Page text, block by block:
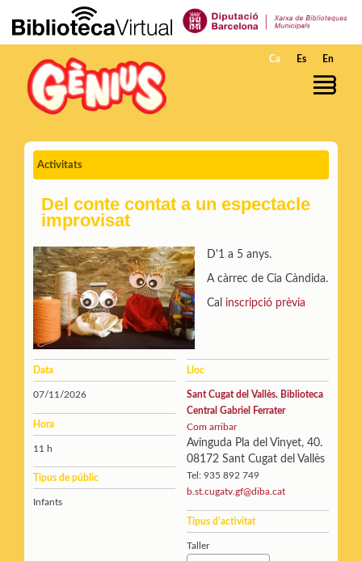
Salta al contingut principal
Ca Es En
Activitats
Del conte contat a un espectacle
improvisat
D'1 a 5 anys.
A càrrec de Cia Càndida.
Cal inscripció prèvia
Data
07/11/2026
Hora
11 h
Tipus de públic
Infants
Lloc
Sant Cugat del Vallès. Biblioteca
Central Gabriel Ferrater
Com arribar
Avinguda Pla del Vinyet, 40.
08172 Sant Cugat del Vallès
Tel: 935 892 749
b.st.cugatv.gf@diba.cat
Tipus d'activitat
Taller